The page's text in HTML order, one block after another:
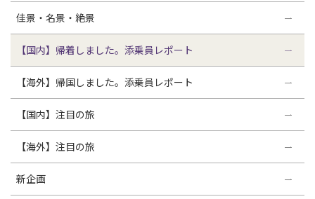
佳景・名景・絶景
【国内】帰着しました。添乗員レポート
【海外】帰国しました。添乗員レポート
【国内】注目の旅
【海外】注目の旅
新企画